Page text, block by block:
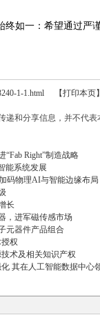
终如一：希望通过
1-1.html 【打印本页
递和分享信息，并不代
Right”制造战略
能系统发展
码物理AI与智能边缘布局
长
，进军磁传感市场
元器件产品组合
权
术及相关知识产权
其在人工智能数据中心